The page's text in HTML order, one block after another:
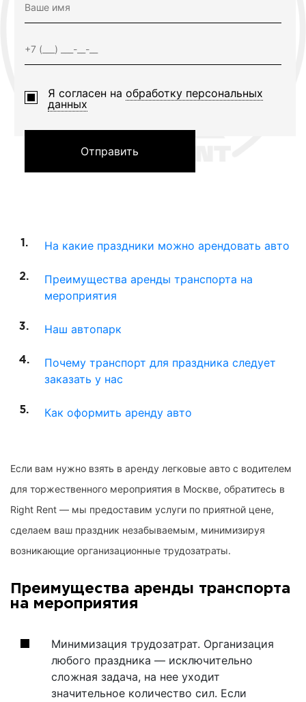
Я согласен на обработку персональных
данных
Отправить
На какие праздники можно арендовать авто
Преимущества аренды транспорта на
мероприятия
Наш автопарк
Почему транспорт для праздника следует
заказать у нас
Как оформить аренду авто
Если вам нужно взять в аренду легковые авто с водителем
для торжественного мероприятия в Москве, обратитесь в
Right Rent — мы предоставим услуги по приятной цене,
сделаем ваш праздник незабываемым, минимизируя
возникающие организационные трудозатраты.
Преимущества аренды транспорта
на мероприятия
Минимизация трудозатрат. Организация
любого праздника — исключительно
сложная задача, на нее уходит
значительное количество сил. Если